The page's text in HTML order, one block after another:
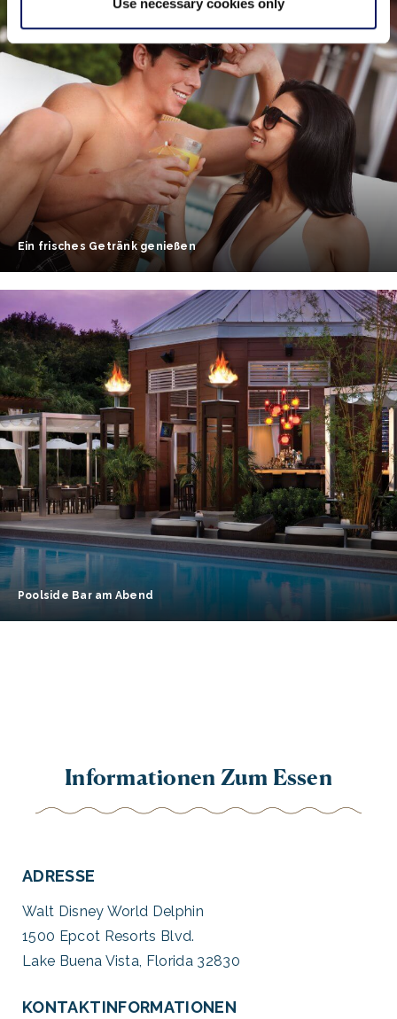
Ein frisches Getränk genießen
Poolside Bar am Abend
Informationen Zum Essen
ADRESSE
Walt Disney World Delphin
1500 Epcot Resorts Blvd.
Lake Buena Vista, Florida 32830
KONTAKTINFORMATIONEN